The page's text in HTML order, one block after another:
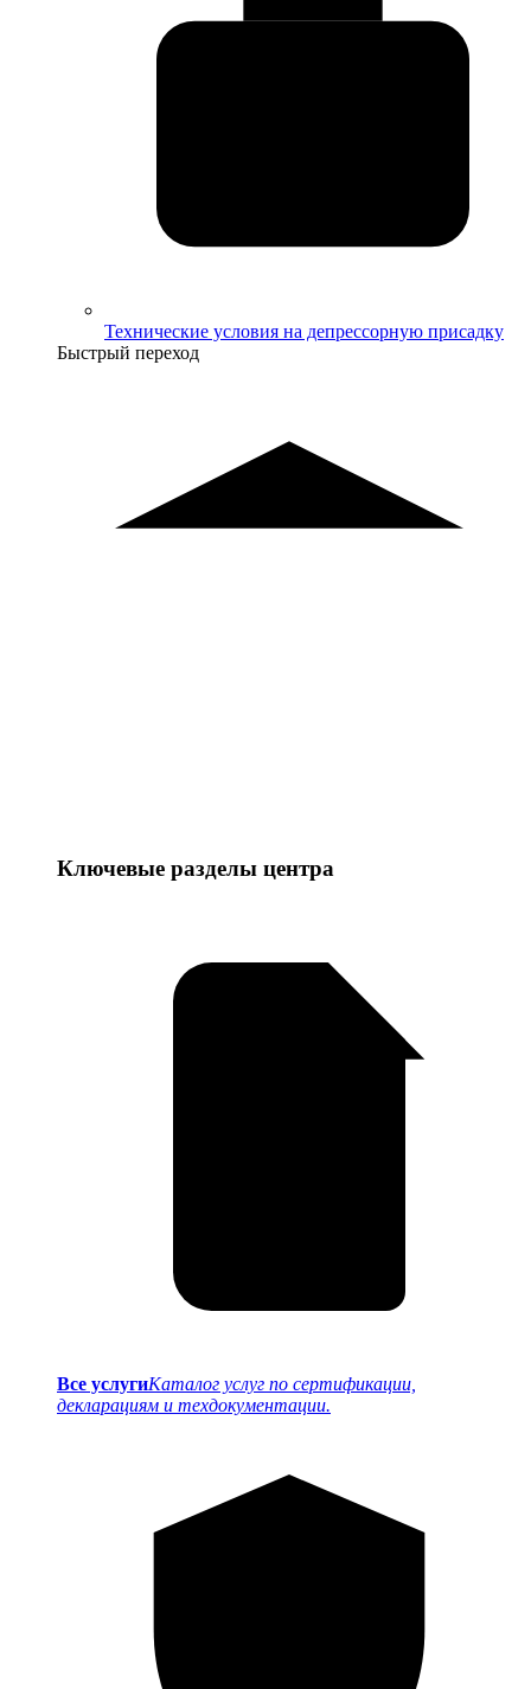
Технические условия на депрессорную присадку
Быстрый переход
Ключевые разделы центра
Все услугиКаталог услуг по сертификации,
декларациям и техдокументации.